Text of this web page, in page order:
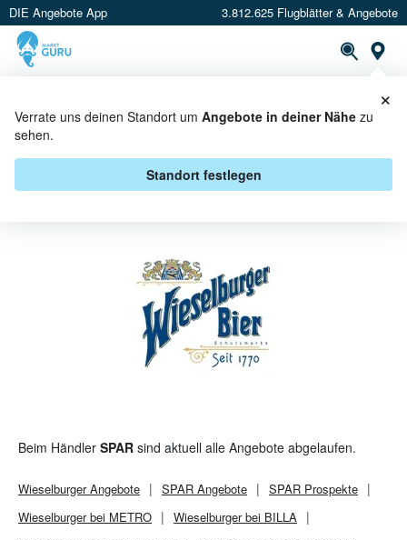
DIE Angebote App 3.812.625 Flugblätter & Angebote
Verrate uns deinen Standort um Angebote in deiner Nähe zu
sehen.
Standort festlegen
×
WIESELBURGER BEI SPAR -
ANGEBOTE & AKTIONEN
Beim Händler SPAR sind aktuell alle Angebote abgelaufen.
WieselburgerAngebote SPAR Angebote SPAR Prospekte
Wieselburger bei METRO
Wieselburger bei BILLA